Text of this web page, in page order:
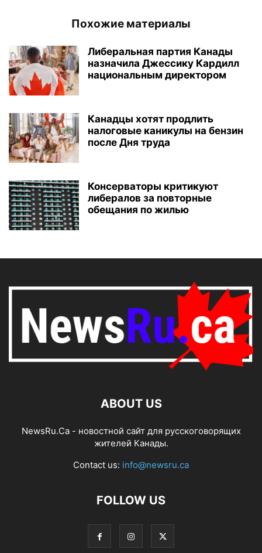
Похожие материалы
Либеральная партия Канады
назначила Джессику Кардилл
национальным директором
Канадцы хотят продлить
налоговые каникулы на бензин
после Дня труда
Консерваторы критикуют
либералов за повторные
обещания по жилью
ABOUT US
NewsRu.Ca - новостной сайт для русскоговорящих
жителей Канады.
Contact us: info@newsru.ca
FOLLOW US